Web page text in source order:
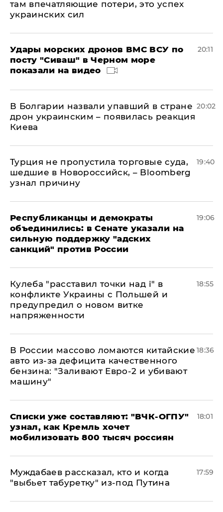
там впечатляющие потери, это успех
украинских сил
Удары морских дронов ВМС ВСУ по
посту "Сиваш" в Черном море
показали на видео
20:11
В Болгарии назвали упавший в стране
дрон украинским – появилась реакция
Киева
20:02
Турция не пропустила торговые суда,
шедшие в Новороссийск, – Bloomberg
узнал причину
19:40
Республиканцы и демократы
объединились: в Сенате указали на
сильную поддержку "адских
санкций" против России
19:06
Кулеба "расставил точки над і" в
конфликте Украины с Польшей и
предупредил о новом витке
напряженности
18:55
В России массово ломаются китайские
авто из-за дефицита качественного
бензина: "Заливают Евро-2 и убивают
машину"
18:36
Списки уже составляют: "ВЧК-ОГПУ"
узнал, как Кремль хочет
мобилизовать 800 тысяч россиян
18:01
Муждабаев рассказал, кто и когда
"выбьет табуретку" из-под Путина
17:59